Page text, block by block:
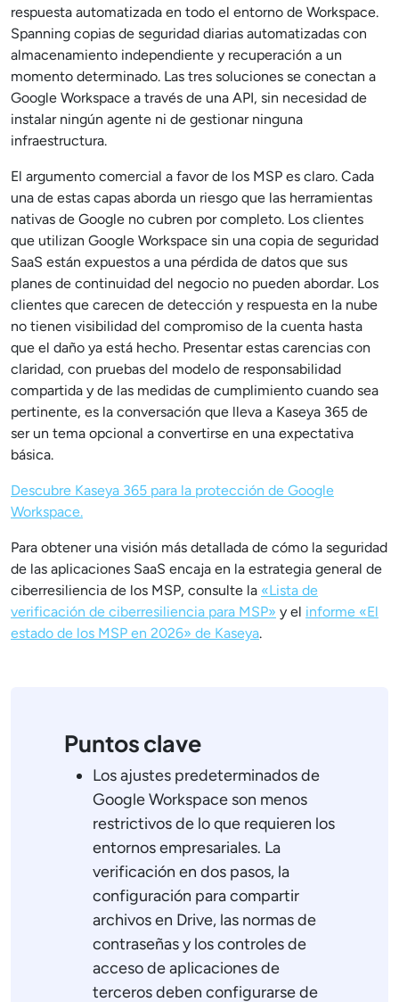
respuesta automatizada en todo el entorno de Workspace.
Spanning copias de seguridad diarias automatizadas con
almacenamiento independiente y recuperación a un
momento determinado. Las tres soluciones se conectan a
Google Workspace a través de una API, sin necesidad de
instalar ningún agente ni de gestionar ninguna
infraestructura.
El argumento comercial a favor de los MSP es claro. Cada
una de estas capas aborda un riesgo que las herramientas
nativas de Google no cubren por completo. Los clientes
que utilizan Google Workspace sin una copia de seguridad
SaaS están expuestos a una pérdida de datos que sus
planes de continuidad del negocio no pueden abordar. Los
clientes que carecen de detección y respuesta en la nube
no tienen visibilidad del compromiso de la cuenta hasta
que el daño ya está hecho. Presentar estas carencias con
claridad, con pruebas del modelo de responsabilidad
compartida y de las medidas de cumplimiento cuando sea
pertinente, es la conversación que lleva a Kaseya 365 de
ser un tema opcional a convertirse en una expectativa
básica.
Descubre Kaseya 365 para la protección de Google
Workspace.
Para obtener una visión más detallada de cómo la seguridad
de las aplicaciones SaaS encaja en la estrategia general de
ciberresiliencia de los MSP, consulte la «Lista de
verificación de ciberresiliencia para MSP» y el informe «El
estado de los MSP en 2026» de Kaseya.
Puntos clave
Los ajustes predeterminados de
Google Workspace son menos
restrictivos de lo que requieren los
entornos empresariales. La
verificación en dos pasos, la
configuración para compartir
archivos en Drive, las normas de
contraseñas y los controles de
acceso de aplicaciones de
terceros deben configurarse de